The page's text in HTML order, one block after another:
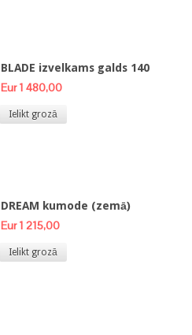
BLADE izvelkams galds 140
Eur 1 480,00
Ielikt grozā
DREAM kumode (zemā)
Eur 1 215,00
Ielikt grozā